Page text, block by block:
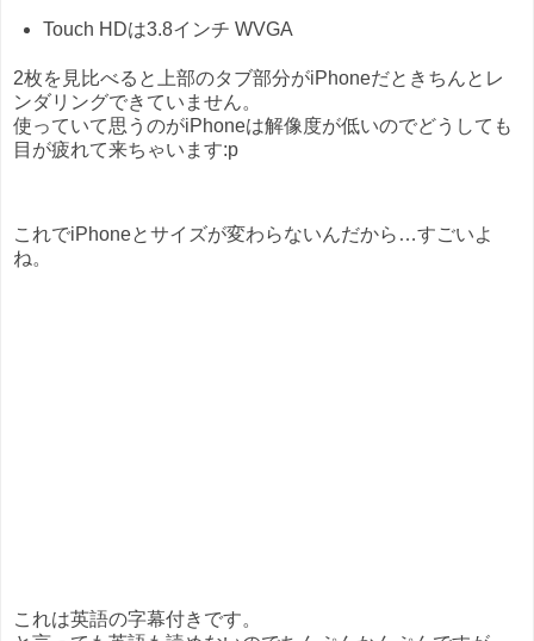
Touch HDは3.8インチ WVGA
2枚を見比べると上部のタブ部分がiPhoneだときちんとレ
ンダリングできていません。
使っていて思うのがiPhoneは解像度が低いのでどうしても
目が疲れて来ちゃいます:p
これでiPhoneとサイズが変わらないんだから…すごいよ
ね。
これは英語の字幕付きです。